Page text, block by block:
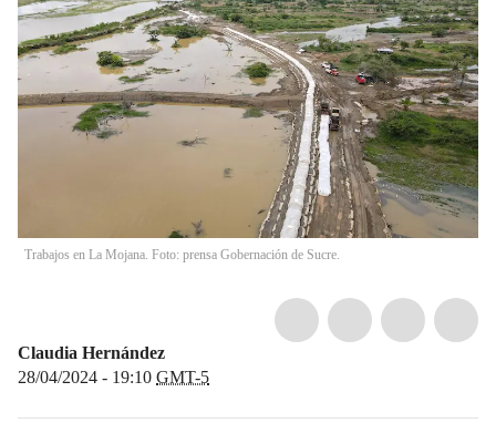
Trabajos en La Mojana. Foto: prensa Gobernación de Sucre.
Claudia Hernández
28/04/2024 - 19:10 GMT-5